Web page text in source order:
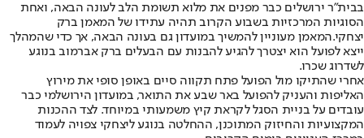
בבית״ר ירושלים כבר מפנים את מלוא תשומת הלב לעונה הבאה, ואחת
הסוגיות המרכזיות בשבוע הקרוב תהיה עתידו של המאמן ברק
יצחקי.המאמן מעוניין להמשיך במועדון גם בעונה הבאה, אך כדי שהמהלך
ייצא לפועל הוא יצטרך להגיע להבנות עם הבעלים ברק אברמוב בנוגע
לשדרוג שכרו.
אחרי שהתיקו מול הפועל פתח תקווה סיים באופן סופי את מירוץ
האליפות והעניק להפועל באר שבע את התואר, במועדון הירושלמי כבר
עובדים על בניית הסגל לקראת קיץ משמעותי במיוחד. לצד ההכנות
המקצועיות והחיזוק המתוכנן, ההחלטה בנוגע ליצחקי צפויה לעמוד